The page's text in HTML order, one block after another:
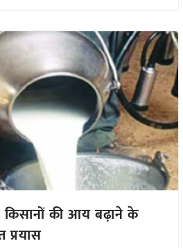
की आय बढ़ाने के
प्रयास